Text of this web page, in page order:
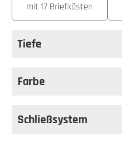
mit 17 Briefkästen
Tiefe
Farbe
Schließsystem